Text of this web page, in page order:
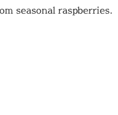
seasonal raspberries.